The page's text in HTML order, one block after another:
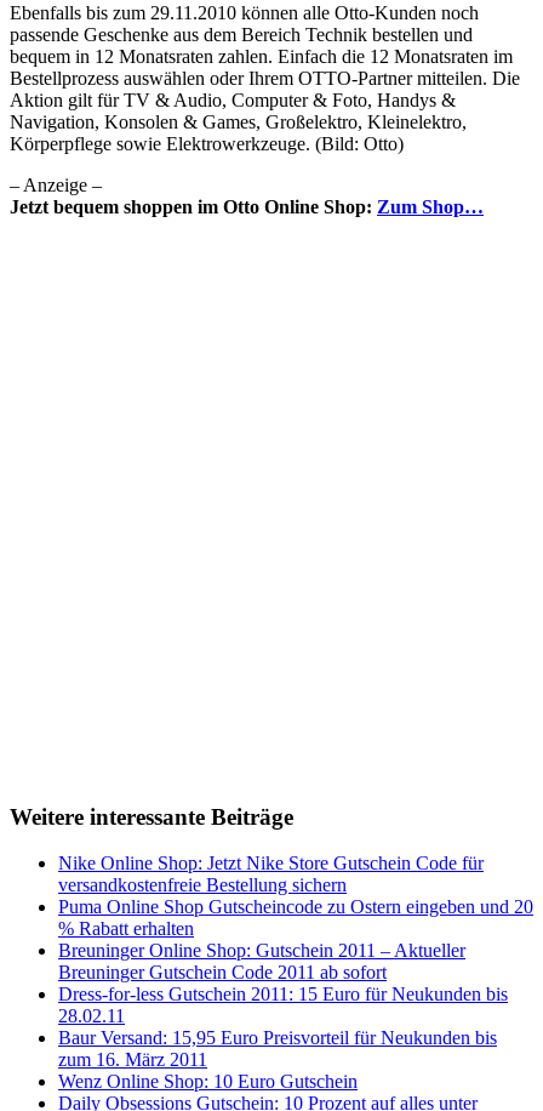
Ebenfalls bis zum 29.11.2010 können alle Otto-Kunden noch
passende Geschenke aus dem Bereich Technik bestellen und
bequem in 12 Monatsraten zahlen. Einfach die 12 Monatsraten im
Bestellprozess auswählen oder Ihrem OTTO-Partner mitteilen. Die
Aktion gilt für TV & Audio, Computer & Foto, Handys &
Navigation, Konsolen & Games, Großelektro, Kleinelektro,
Körperpflege sowie Elektrowerkzeuge. (Bild: Otto)
– Anzeige –
Jetzt bequem shoppen im Otto Online Shop: Zum Shop…
Weitere interessante Beiträge
Nike Online Shop: Jetzt Nike Store Gutschein Code für
versandkostenfreie Bestellung sichern
Puma Online Shop Gutscheincode zu Ostern eingeben und 20
% Rabatt erhalten
Breuninger Online Shop: Gutschein 2011 – Aktueller
Breuninger Gutschein Code 2011 ab sofort
Dress-for-less Gutschein 2011: 15 Euro für Neukunden bis
28.02.11
Baur Versand: 15,95 Euro Preisvorteil für Neukunden bis
zum 16. März 2011
Wenz Online Shop: 10 Euro Gutschein
Daily Obsessions Gutschein: 10 Prozent auf alles unter